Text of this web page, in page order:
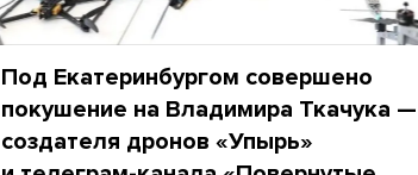
Под Екатеринбургом совершено
покушение на Владимира Ткачука —
создателя дронов «Упырь»